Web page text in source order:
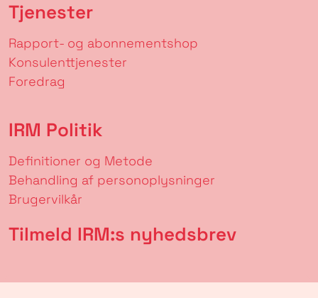
Tjenester
Rapport- og abonnementshop
Konsulenttjenester
Foredrag
IRM Politik
Definitioner og Metode
Behandling af personoplysninger
Brugervilkår
Tilmeld IRM:s nyhedsbrev